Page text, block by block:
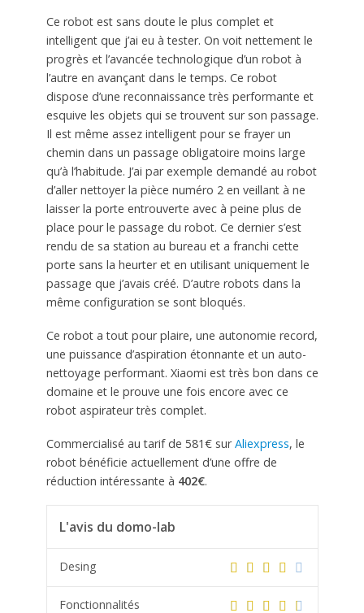
Ce robot est sans doute le plus complet et
intelligent que j’ai eu à tester. On voit nettement le
progrès et l’avancée technologique d’un robot à
l’autre en avançant dans le temps. Ce robot
dispose d’une reconnaissance très performante et
esquive les objets qui se trouvent sur son passage.
Il est même assez intelligent pour se frayer un
chemin dans un passage obligatoire moins large
qu’à l’habitude. J’ai par exemple demandé au robot
d’aller nettoyer la pièce numéro 2 en veillant à ne
laisser la porte entrouverte avec à peine plus de
place pour le passage du robot. Ce dernier s’est
rendu de sa station au bureau et a franchi cette
porte sans la heurter et en utilisant uniquement le
passage que j’avais créé. D’autre robots dans la
même configuration se sont bloqués.
Ce robot a tout pour plaire, une autonomie record,
une puissance d’aspiration étonnante et un auto-
nettoyage performant. Xiaomi est très bon dans ce
domaine et le prouve une fois encore avec ce
robot aspirateur très complet.
Commercialisé au tarif de 581€ surAliexpress, le
robot bénéficie actuellement d’une offre de
réduction intéressante à 402€.
L'avis du domo-lab
Desing
Fonctionnalités